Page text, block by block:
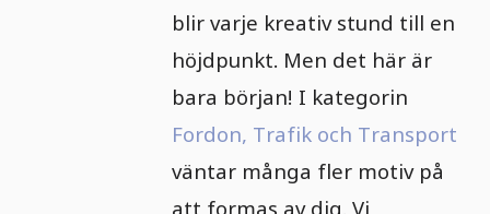
blir varje kreativ stund till en
höjdpunkt. Men det här är
bara början! I kategorin
Fordon, Trafik och Transport
väntar många fler motiv på
att formas av dig. Vi